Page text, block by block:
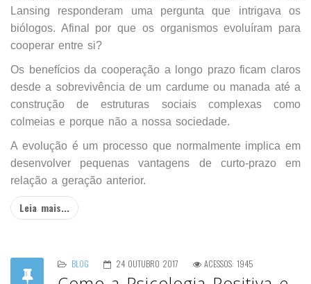
Lansing responderam uma pergunta que intrigava os
biólogos. Afinal por que os organismos evoluíram para
cooperar entre si?
Os benefícios da cooperação a longo prazo ficam claros
desde a sobrevivência de um cardume ou manada até a
construção de estruturas sociais complexas como
colmeias e porque não a nossa sociedade.
A evolução é um processo que normalmente implica em
desenvolver pequenas vantagens de curto-prazo em
relação a geração anterior.
Leia mais...
BLOG 24 OUTUBRO 2017 ACESSOS: 1945